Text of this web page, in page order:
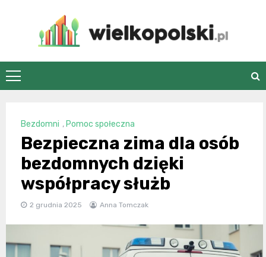
wielkopolski.pl
Bezdomni , Pomoc społeczna
Bezpieczna zima dla osób
bezdomnych dzięki
współpracy służb
2 grudnia 2025 Anna Tomczak